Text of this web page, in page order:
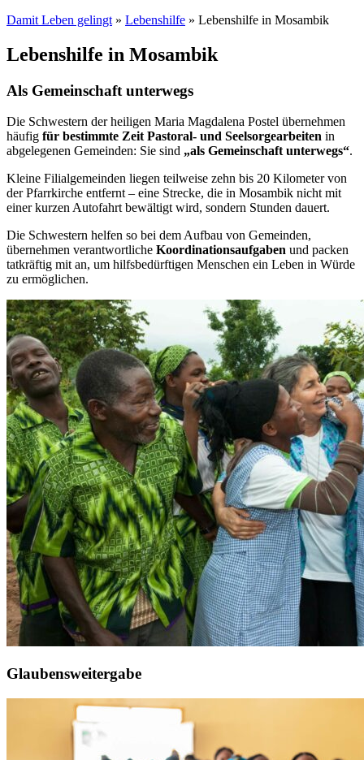
Damit Leben gelingt » Lebenshilfe » Lebenshilfe in Mosambik
Lebenshilfe in Mosambik
Als Gemeinschaft unterwegs
Die Schwestern der heiligen Maria Magdalena Postel übernehmen
häufig für bestimmte Zeit Pastoral- und Seelsorgearbeiten in
abgelegenen Gemeinden: Sie sind „als Gemeinschaft unterwegs“.
Kleine Filialgemeinden liegen teilweise zehn bis 20 Kilometer von
der Pfarrkirche entfernt – eine Strecke, die in Mosambik nicht mit
einer kurzen Autofahrt bewältigt wird, sondern Stunden dauert.
Die Schwestern helfen so bei dem Aufbau von Gemeinden,
übernehmen verantwortliche Koordinationsaufgaben und packen
tatkräftig mit an, um hilfsbedürftigen Menschen ein Leben in Würde
zu ermöglichen.
Glaubensweitergabe